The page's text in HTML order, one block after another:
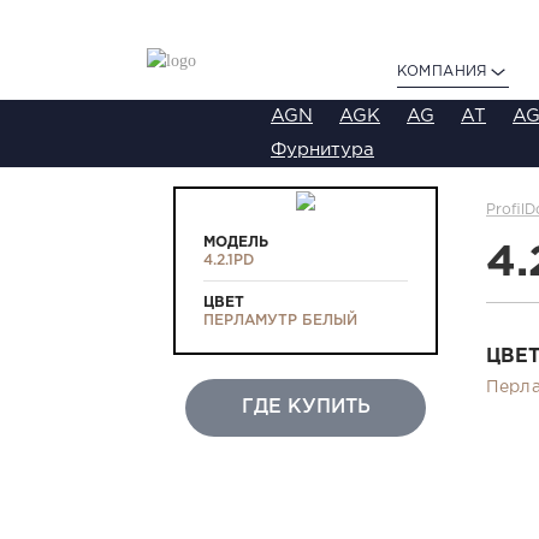
КОМПАНИЯ
AGN AGK AG AT
Фурнитура
МОДЕЛЬ
4.2.1PD
ЦВЕТ
ПЕРЛАМУТР БЕЛЫЙ
ГДЕ КУПИТЬ
ЦВЕТ